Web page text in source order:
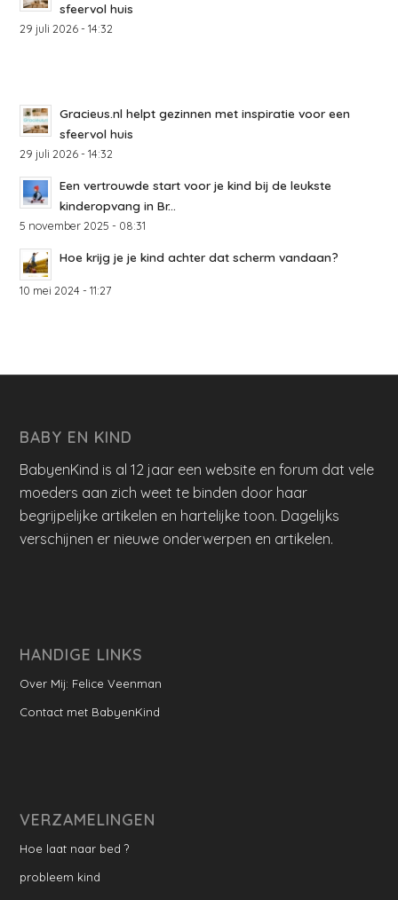
sfeervol huis
29 juli 2026 - 14:32
Gracieus.nl helpt gezinnen met inspiratie voor een
sfeervol huis
29 juli 2026 - 14:32
Een vertrouwde start voor je kind bij de leukste
kinderopvang in Br...
5 november 2025 - 08:31
Hoe krijg je je kind achter dat scherm vandaan?
10 mei 2024 - 11:27
BABY EN KIND
BabyenKind is al 12 jaar een website en forum dat vele
moeders aan zich weet te binden door haar
begrijpelijke artikelen en hartelijke toon. Dagelijks
verschijnen er nieuwe onderwerpen en artikelen.
HANDIGE LINKS
Over Mij: Felice Veenman
Contact met BabyenKind
VERZAMELINGEN
Hoe laat naar bed ?
probleem kind